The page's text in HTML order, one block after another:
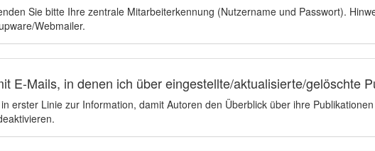
Sie bitte Ihre zentrale Mitarbeiterkennung (Nutzername und Passwort).
Webmailer.
E-Mails, in denen ich über eingestellte/aktualisierte/gelöschte
erster Linie zur Information, damit Autoren den Überblick über ihre